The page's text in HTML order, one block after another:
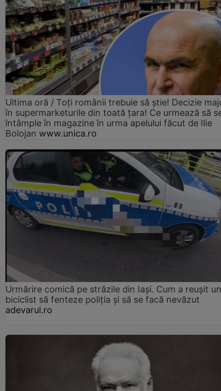
Ultima oră / Toți românii trebuie să știe! Decizie
în supermarketurile din toată țara! Ce urmează să
întâmple în magazine în urma apelului făcut de Ilie
Bolojan www.unica.ro
Urmărire comică pe străzile din Iași. Cum a reușit un
biciclist să fenteze poliția și să se facă nevăzut
adevarul.ro